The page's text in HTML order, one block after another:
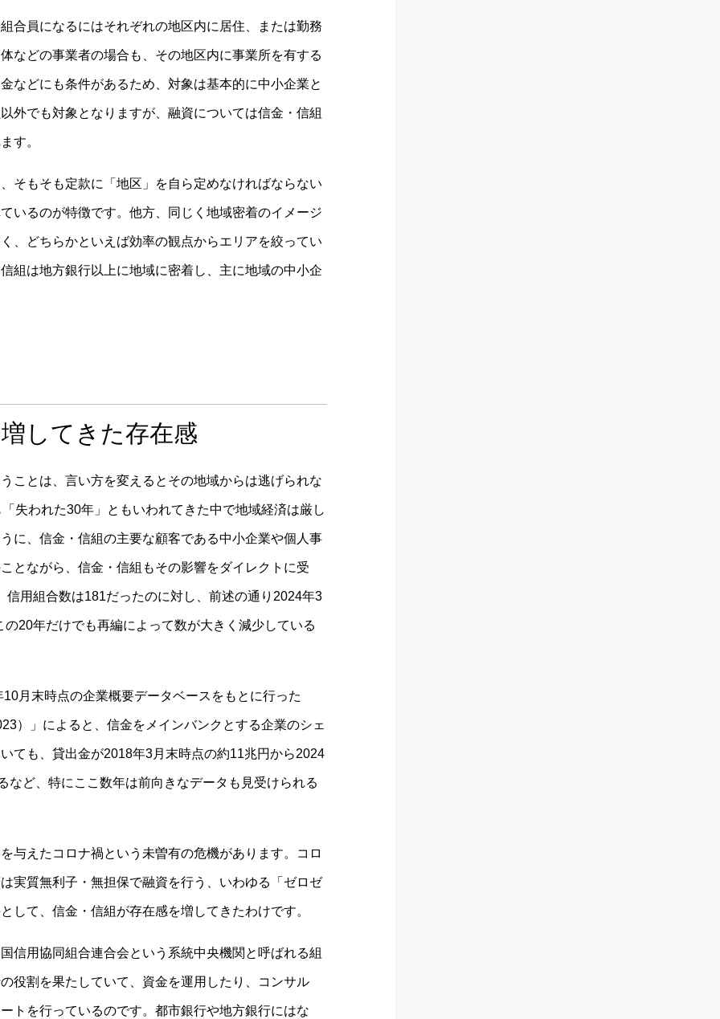
合員になるにはそれぞれの地区内に居住、または勤務
などの事業者の場合も、その地区内に事業所を有する
などにも条件があるため、対象は基本的に中小企業と
外でも対象となりますが、融資については信金・信組
す。
そもそも定款に「地区」を自ら定めなければならない
いるのが特徴です。他方、同じく地域密着のイメージ
、どちらかといえば効率の観点からエリアを絞ってい
組は地方銀行以上に地域に密着し、主に地域の中小企
してきた存在感
ことは、言い方を変えるとその地域からは逃げられな
失われた30年」ともいわれてきた中で地域経済は厳し
に、信金・信組の主要な顧客である中小企業や個人事
とながら、信金・信組もその影響をダイレクトに受
用組合数は181だったのに対し、前述の通り2024年3
20年だけでも再編によって数が大きく減少している
月末時点の企業概要データベースをもとに行った
）」によると、信金をメインバンクとする企業のシェ
ても、貸出金が2018年3月末時点の約11兆円から2024
など、特にここ数年は前向きなデータも見受けられる
与えたコロナ禍という未曽有の危機があります。コロ
実質無利子・無担保で融資を行う、いわゆる「ゼロゼ
して、信金・信組が存在感を増してきたわけです。
信用協同組合連合会という系統中央機関と呼ばれる組
役割を果たしていて、資金を運用したり、コンサル
トを行っているのです。都市銀行や地方銀行にはな